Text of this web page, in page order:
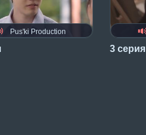
Pus'ki Production
3 серия